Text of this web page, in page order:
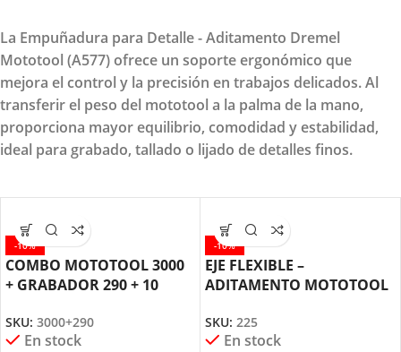
La Empuñadura para Detalle - Aditamento Dremel
Mototool (A577) ofrece un soporte ergonómico que
mejora el control y la precisión en trabajos delicados. Al
transferir el peso del mototool a la palma de la mano,
proporciona mayor equilibrio, comodidad y estabilidad,
ideal para grabado, tallado o lijado de detalles finos.
-10%
COMBO MOTOTOOL 3000
+ GRABADOR 290 + 10
SKU: 3000+290
En stock
-10%
EJE FLEXIBLE –
ADITAMENTO MOTOTOOL
SKU: 225
En stock